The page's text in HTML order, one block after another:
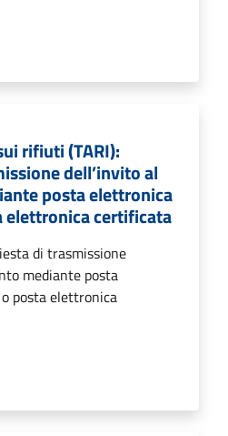
rifiuti (TARI):
dell’invito al
posta elettronica
elettronica certificata
di trasmissione
mediante posta
posta elettronica